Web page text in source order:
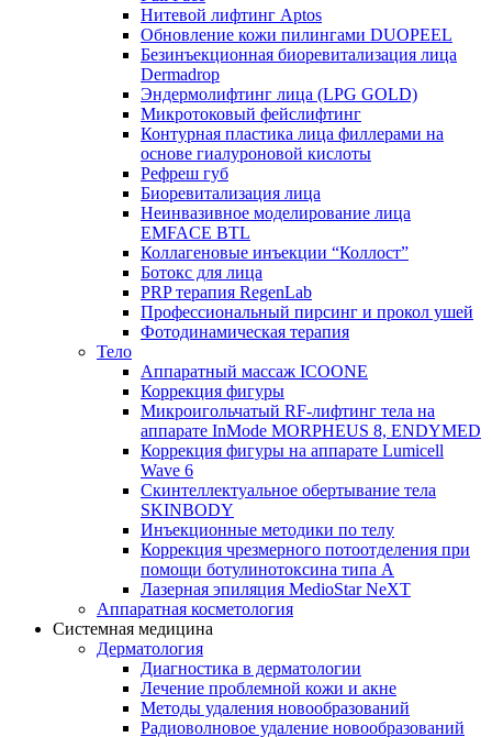
Нитевой лифтинг Aptos
Обновление кожи пилингами DUOPEEL
Безинъекционная биоревитализация лица
Dermadrop
Эндермолифтинг лица (LPG GOLD)
Микротоковый фейслифтинг
Контурная пластика лица филлерами на
основе гиалуроновой кислоты
Рефреш губ
Биоревитализация лица
Неинвазивное моделирование лица
EMFACE BTL
Коллагеновые инъекции “Коллост”
Ботокс для лица
PRP терапия RegenLab
Профессиональный пирсинг и прокол ушей
Фотодинамическая терапия
Тело
Аппаратный массаж ICOONE
Коррекция фигуры
Микроигольчатый RF-лифтинг тела на
аппарате InMode MORPHEUS 8, ENDYMED
Коррекция фигуры на аппарате Lumicell
Wave 6
Скинтеллектуальное обертывание тела
SKINBODY
Инъекционные методики по телу
Коррекция чрезмерного потоотделения при
помощи ботулинотоксина типа А
Лазерная эпиляция MedioStar NeXT
Аппаратная косметология
Системная медицина
Дерматология
Диагностика в дерматологии
Лечение проблемной кожи и акне
Методы удаления новообразований
Радиоволновое удаление новообразований